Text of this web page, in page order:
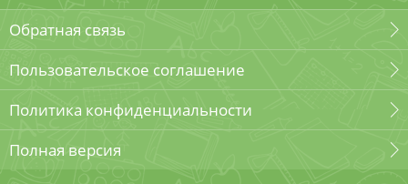
Обратная связь
Пользовательское соглашение
Политика конфиденциальности
Полная версия